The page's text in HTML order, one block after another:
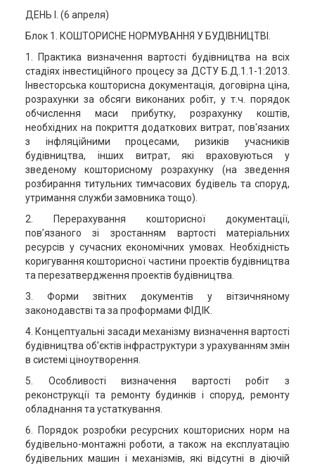
ДЕНЬ І. (6 апреля)
Блок 1. КОШТОРИСНЕ НОРМУВАННЯ У БУДІВНИЦТВІ.
1. Практика визначення вартості будівництва на всіх
стадіях інвестиційного процесу за ДСТУ Б.Д.1.1-1:2013.
Інвесторська кошторисна документація, договірна ціна,
розрахунки за обсяги виконаних робіт, у т.ч. порядок
обчислення маси прибутку, розрахунку коштів,
необхідних на покриття додаткових витрат, пов'язаних
з інфляційними процесами, ризиків учасників
будівництва, інших витрат, які враховуються у
зведеному кошторисному розрахунку (на зведення
розбирання титульних тимчасових будівель та споруд,
утримання служби замовника тощо).
2. Перерахування кошторисної документації,
пов’язаного зі зростанням вартості матеріальних
ресурсів у сучасних економічних умовах. Необхідність
коригування кошторисної частини проектів будівництва
та перезатвердження проектів будівництва.
3. Форми звітних документів у вітзичняному
законодавстві та за проформами ФІДІК.
4. Концептуальні засади механізму визначення вартості
будівництва об’єктів інфраструктури з урахуванням змін
в системі ціноутворення.
5. Особливості визначення вартості робіт з
реконструкції та ремонту будинків і споруд, ремонту
обладнання та устаткування.
6. Порядок розробки ресурсних кошторисних норм на
будівельно-монтажні роботи, а також на експлуатацію
будівельних машин і механізмів, які відсутні в діючій